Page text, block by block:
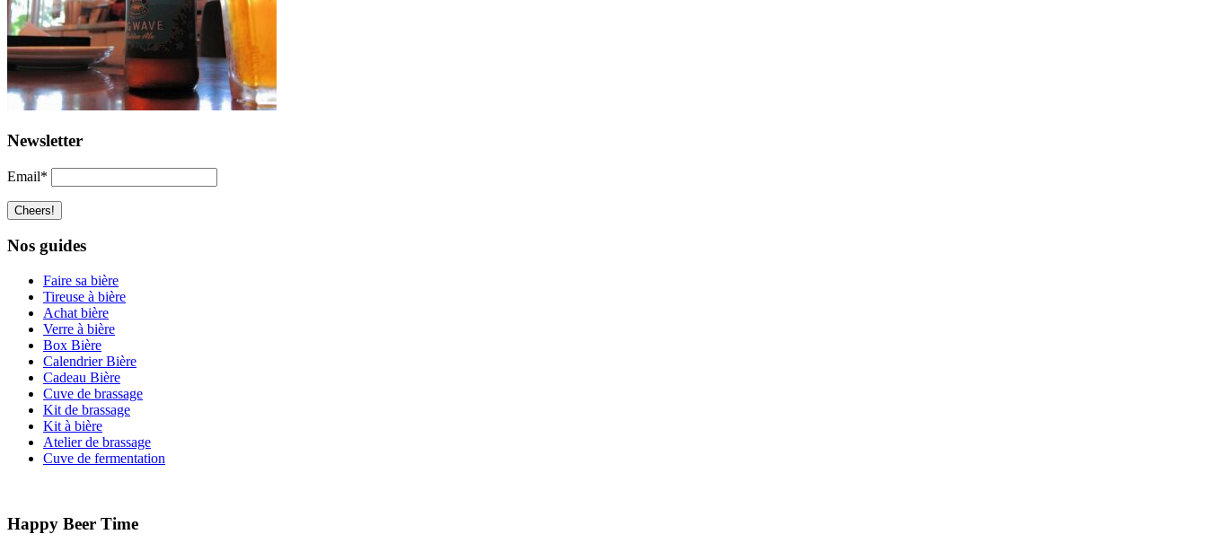
Newsletter
Email*
Nos guides
Faire sa bière
Tireuse à bière
Achat bière
Verre à bière
Box Bière
Calendrier Bière
Cadeau Bière
Cuve de brassage
Kit de brassage
Kit à bière
Atelier de brassage
Cuve de fermentation
Happy Beer Time